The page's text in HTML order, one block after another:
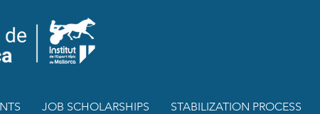
JOB SCHOLARSHIPS STABILIZATION PROCESS